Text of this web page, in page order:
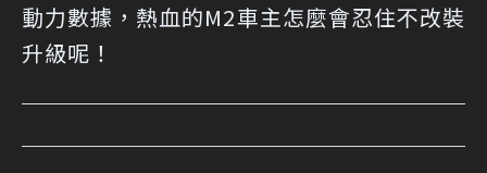
動力數據，熱血的M2車主怎麼會忍住不改裝
升級呢！